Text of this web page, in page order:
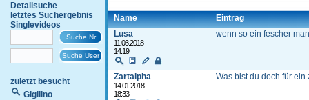
Detailsuche
letztes Suchergebnis
Singlevideos
zuletzt besucht
Gigilino
Name
Eintrag
Lusa
11.03.2018
14:19
wenn so ein fescher
Zartalpha
14.01.2018
18:33
Was bist du doch für ein